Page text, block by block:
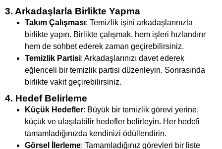
3. Arkadaşlarla Birlikte Yapma
Takım Çalışması: Temizlik işini arkadaşlarınızla
birlikte yapın. Birlikte çalışmak, hem işleri hızlandırır
hem de sohbet ederek zaman geçirebilirsiniz.
Temizlik Partisi: Arkadaşlarınızı davet ederek
eğlenceli bir temizlik partisi düzenleyin. Sonrasında
birlikte vakit geçirebilirsiniz.
4. Hedef Belirleme
Küçük Hedefler: Büyük bir temizlik görevi yerine,
küçük ve ulaşılabilir hedefler belirleyin. Her hedefi
tamamladığınızda kendinizi ödüllendirin.
Görsel İlerleme: Tamamladığınız görevleri bir liste